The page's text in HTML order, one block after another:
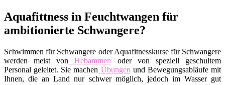
Aquafittness in Feuchtwangen für
ambitionierte Schwangere?
Schwimmen für Schwangere oder Aquafitnesskurse für Schwangere
werden meist von Hebammen oder von speziell geschultem
Personal geleitet. Sie machen Übungen und Bewegungsabläufe mit
Ihnen, die an Land nur schwer möglich, jedoch im Wasser gut